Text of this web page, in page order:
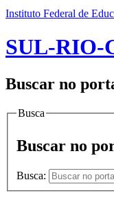
Instituto Federal de
SUL-RIO-
Buscar no
Busca
Buscar no
Busca: